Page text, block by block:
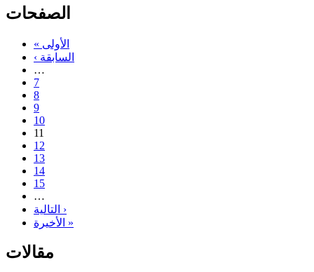
الصفحات
« الأولى
‹ السابقة
…
7
8
9
10
11
12
13
14
15
…
التالية ›
الأخيرة »
مقالات